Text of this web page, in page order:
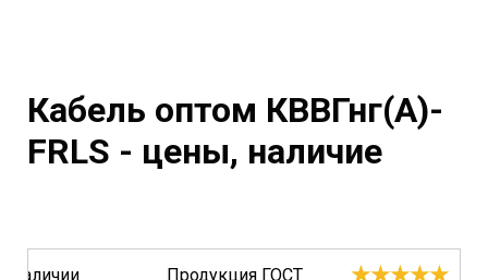
Кабель оптом КВВГнг(A)-
FRLS - цены, наличие
наличии Продукция ГОСТ